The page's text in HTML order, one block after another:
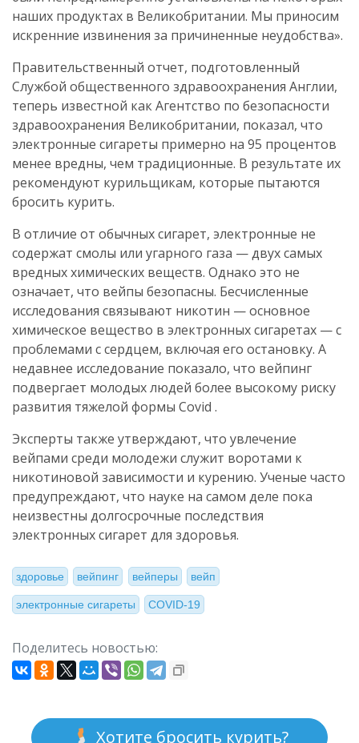
наших продуктах в Великобритании. Мы приносим
искренние извинения за причиненные неудобства».
Правительственный отчет, подготовленный
Службой общественного здравоохранения Англии,
теперь известной как Агентство по безопасности
здравоохранения Великобритании, показал, что
электронные сигареты примерно на 95 процентов
менее вредны, чем традиционные. В результате их
рекомендуют курильщикам, которые пытаются
бросить курить.
В отличие от обычных сигарет, электронные не
содержат смолы или угарного газа — двух самых
вредных химических веществ. Однако это не
означает, что вейпы безопасны. Бесчисленные
исследования связывают никотин — основное
химическое вещество в электронных сигаретах — с
проблемами с сердцем, включая его остановку. А
недавнее исследование показало, что вейпинг
подвергает молодых людей более высокому риску
развития тяжелой формы Covid .
Эксперты также утверждают, что увлечение
вейпами среди молодежи служит воротами к
никотиновой зависимости и курению. Ученые часто
предупреждают, что науке на самом деле пока
неизвестны долгосрочные последствия
электронных сигарет для здоровья.
здоровье вейпинг вейперы вейп
электронные сигареты COVID-19
Поделитесь новостью:
Хотите бросить курить?